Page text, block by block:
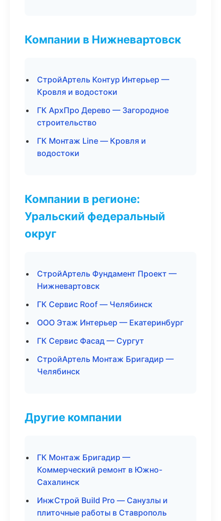
Компании в Нижневартовск
СтройАртель Контур Интерьер —
Кровля и водостоки
ГК АрхПро Дерево — Загородное
строительство
ГК Монтаж Line — Кровля и
водостоки
Компании в регионе:
Уральский федеральный
округ
СтройАртель Фундамент Проект —
Нижневартовск
ГК Сервис Roof — Челябинск
ООО Этаж Интерьер — Екатеринбург
ГК Сервис Фасад — Сургут
СтройАртель Монтаж Бригадир —
Челябинск
Другие компании
ГК Монтаж Бригадир —
Коммерческий ремонт в Южно-
Сахалинск
ИнжСтрой Build Pro — Санузлы и
плиточные работы в Ставрополь